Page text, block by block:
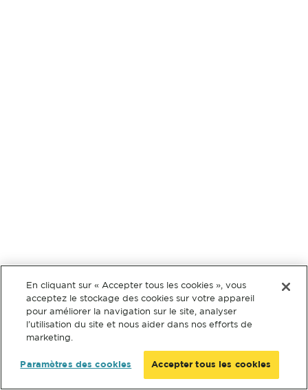
En cliquant sur « Accepter tous les cookies », vous
acceptez le stockage des cookies sur votre appareil
pour améliorer la navigation sur le site, analyser
l’utilisation du site et nous aider dans nos efforts de
marketing.
Paramètres des cookies Accepter tous les cookies